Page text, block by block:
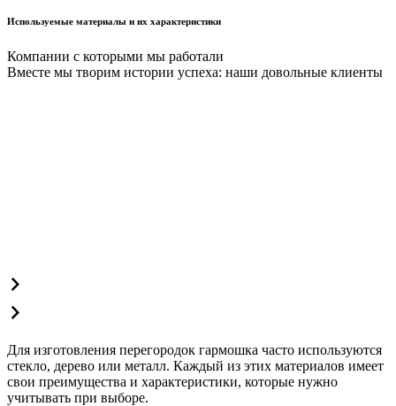
Используемые материалы и их характеристики
Компании с которыми мы работали
Вместе мы творим истории успеха: наши довольные клиенты
Для изготовления перегородок гармошка часто используются
стекло, дерево или металл. Каждый из этих материалов имеет
свои преимущества и характеристики, которые нужно
учитывать при выборе.